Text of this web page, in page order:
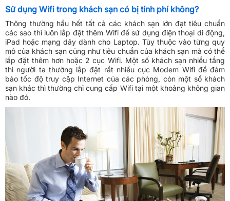
Sử dụng Wifi trong khách sạn có bị tính phí không?
Thông thường hầu hết tất cả các khách sạn lớn đạt tiêu chuẩn
các sao thì luôn lắp đặt thêm Wifi để sử dụng điện thoại di động,
iPad hoặc mạng dây dành cho Laptop. Tùy thuộc vào từng quy
mô của khách sạn cũng như tiêu chuẩn của khách sạn mà có thể
lắp đặt thêm hơn hoặc 2 cục Wifi. Một số khách sạn nhiều tầng
thì người ta thường lắp đặt rất nhiều cục Modem Wifi để đảm
bảo tốc độ truy cập Internet của các phòng, còn một số khách
sạn khác thì thường chỉ cung cấp Wifi tại một khoảng không gian
nào đó.